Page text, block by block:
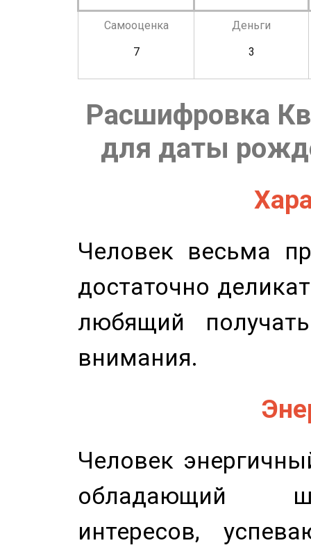
Самооценка
7
Деньги
3
Расшифровка
для даты
Человек весьма
достаточно
любящий
внимания.
Человек
обладающий
интересов,